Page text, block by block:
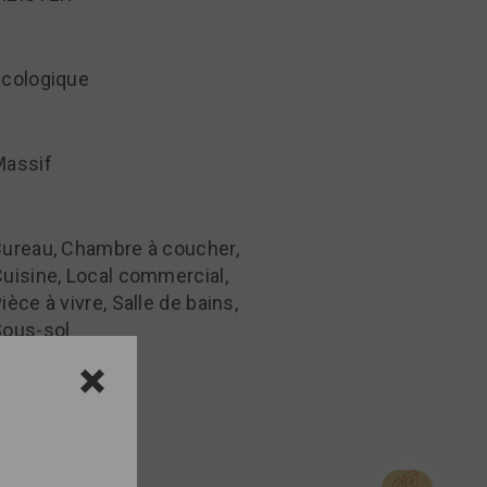
Chambre à coucher,
Local commercial,
à vivre, Salle de bains,
sol